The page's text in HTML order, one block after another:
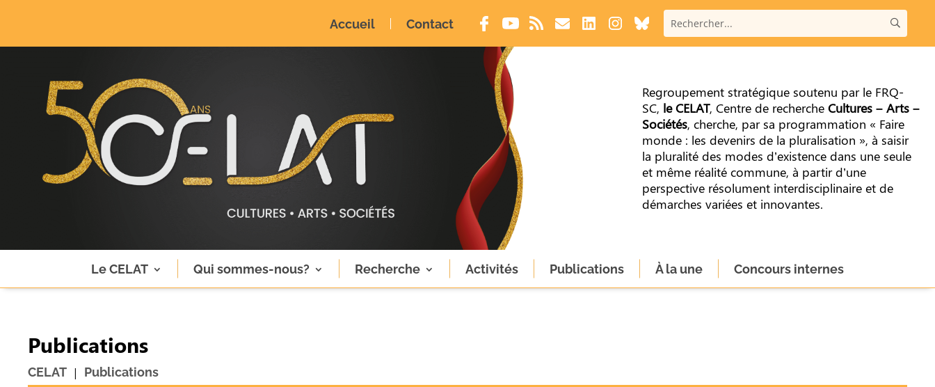
Accueil Contact
Regroupement stratégique soutenu par le FRQ-
SC, le CELAT, Centre de recherche Cultures – Arts –
Sociétés, cherche, par sa programmation « Faire
monde : les devenirs de la pluralisation », à saisir
la pluralité des modes d’existence dans une seule
et même réalité commune, à partir d’une
perspective résolument interdisciplinaire et de
démarches variées et innovantes.
Le CELAT Qui sommes-nous? Recherche Activités Publications À la une Concours internes
Publications
CELAT | Publications